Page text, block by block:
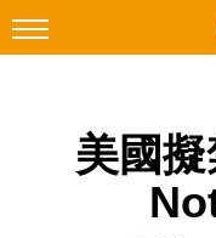
Facebook
美國